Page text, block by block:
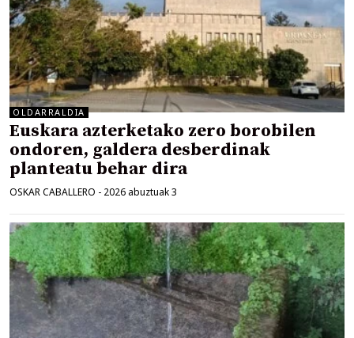
OLDARRALDIA
Euskara azterketako zero borobilen
ondoren, galdera desberdinak
planteatu behar dira
OSKAR CABALLERO - 2026 abuztuak 3